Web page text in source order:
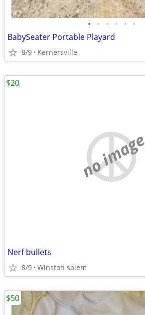
• • • • • •
BabySeater Portable Playard
8/9 Kernersville
no image
Nerf bullets
8/9 Winston salem
$20
$50